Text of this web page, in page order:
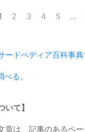
2 3 4 5 ...
ードペディア百科事典
る。
いて】
章は、記事のあるペ